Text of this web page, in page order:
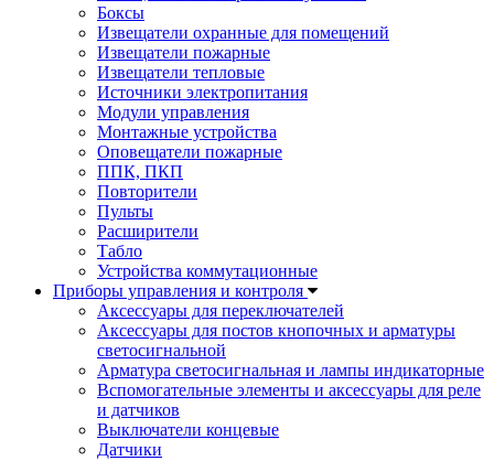
Боксы
Извещатели охранные для помещений
Извещатели пожарные
Извещатели тепловые
Источники электропитания
Модули управления
Монтажные устройства
Оповещатели пожарные
ППК, ПКП
Повторители
Пульты
Расширители
Табло
Устройства коммутационные
Приборы управления и контроля
Аксессуары для переключателей
Аксессуары для постов кнопочных и арматуры
светосигнальной
Арматура светосигнальная и лампы индикаторные
Вспомогательные элементы и аксессуары для реле
и датчиков
Выключатели концевые
Датчики